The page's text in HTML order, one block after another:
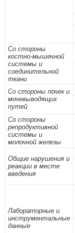
Со стороны
костно-мышечной
системы и
соединительной
ткани
Со стороны почек и
мочевыводящих
путей
Со стороны
репродуктивной
системы и
молочной железы
Общие нарушения и
реакции в месте
введения
Лабораторные и
инструментальные
данные